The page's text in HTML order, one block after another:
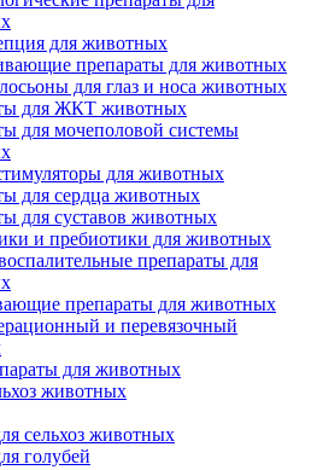
для животных
препараты для животных
для глаз и носа животных
для ЖКТ животных
для мочеполовой системы
для животных
для сердца животных
для суставов животных
и пребиотики для животных
препараты для
препараты для животных
и перевязочный
для животных
животных
сельхоз животных
голубей